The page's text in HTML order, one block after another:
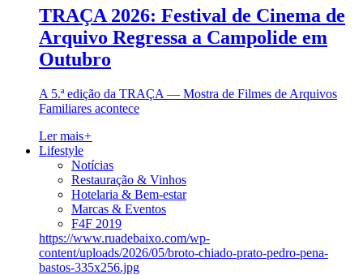
TRAÇA 2026: Festival de Cinema de
Arquivo Regressa a Campolide em
Outubro
A 5.ª edição da TRAÇA — Mostra de Filmes de Arquivos
Familiares acontece
Ler mais+
Lifestyle
Notícias
Restauração & Vinhos
Hotelaria & Bem-estar
Marcas & Eventos
F4F 2019
https://www.ruadebaixo.com/wp-
content/uploads/2026/05/broto-chiado-prato-pedro-pena-
bastos-335x256.jpg